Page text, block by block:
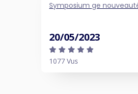
Symposium ge
20/05/2023
1077 Vus